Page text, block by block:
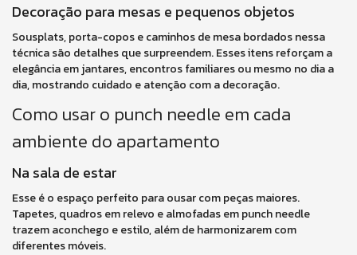
Decoração para mesas e pequenos objetos
Sousplats, porta-copos e caminhos de mesa bordados nessa
técnica são detalhes que surpreendem. Esses itens reforçam a
elegância em jantares, encontros familiares ou mesmo no dia a
dia, mostrando cuidado e atenção com a decoração.
Como usar o punch needle em cada
ambiente do apartamento
Na sala de estar
Esse é o espaço perfeito para ousar com peças maiores.
Tapetes, quadros em relevo e almofadas em punch needle
trazem aconchego e estilo, além de harmonizarem com
diferentes móveis.